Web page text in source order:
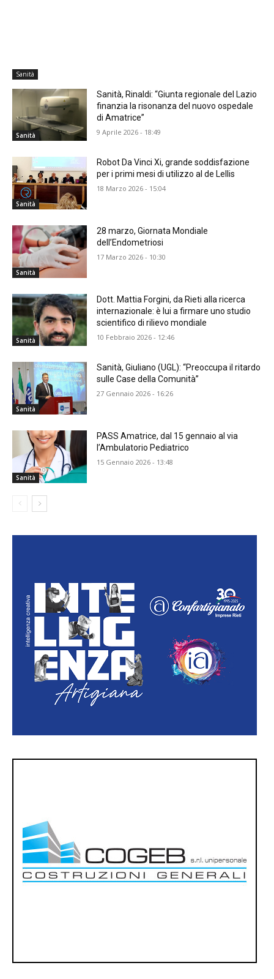
Sanità
Sanità
Sanità, Rinaldi: “Giunta regionale del Lazio
finanzia la risonanza del nuovo ospedale
di Amatrice”
9 Aprile 2026 - 18:49
Sanità
Robot Da Vinci Xi, grande soddisfazione
per i primi mesi di utilizzo al de Lellis
18 Marzo 2026 - 15:04
Sanità
28 marzo, Giornata Mondiale
dell’Endometriosi
17 Marzo 2026 - 10:30
Sanità
Dott. Mattia Forgini, da Rieti alla ricerca
internazionale: è lui a firmare uno studio
scientifico di rilievo mondiale
10 Febbraio 2026 - 12:46
Sanità
Sanità, Giuliano (UGL): “Preoccupa il ritardo
sulle Case della Comunità”
27 Gennaio 2026 - 16:26
Sanità
PASS Amatrice, dal 15 gennaio al via
l’Ambulatorio Pediatrico
15 Gennaio 2026 - 13:48